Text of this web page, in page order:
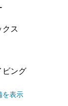
ス
ビング
を表示